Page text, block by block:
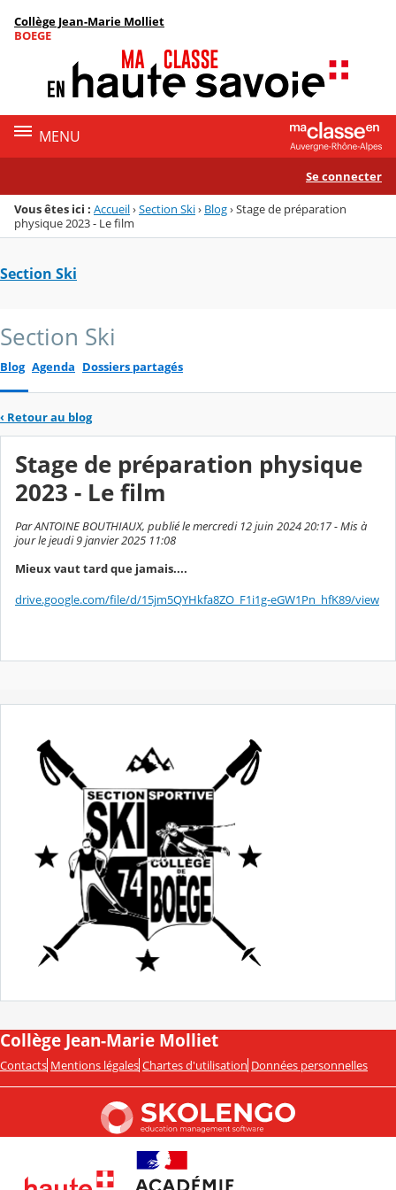
Menu de la rubrique
Contenu
Collège Jean-Marie Molliet
BOEGE
MENU
Se connecter
Vous êtes ici : Accueil›Section Ski› Blog›Stage de préparation
physique 2023 - Le film
Section Ski
Section Ski
Blog Agenda Dossiers partagés
‹ Retour au blog
Stage de préparation physique
2023 - Le film
Par ANTOINE BOUTHIAUX, publié le mercredi 12 juin 2024 20:17 - Mis à
jour le jeudi 9 janvier 2025 11:08
Mieux vaut tard que jamais....
drive.google.com/file/d/15jm5QYHkfa8ZO_F1i1g-eGW1Pn_hfK89/view
Collège Jean-Marie Molliet
Contacts Mentions légales Chartes d'utilisation Données personnelles